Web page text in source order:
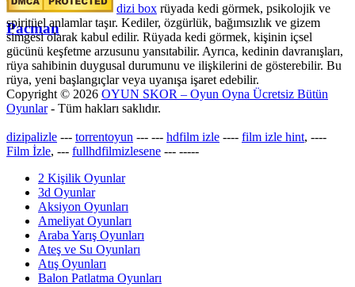
Pacman
dizi box rüyada kedi görmek​, psikolojik ve
spiritüel anlamlar taşır. Kediler, özgürlük, bağımsızlık ve gizem
simgesi olarak kabul edilir. Rüyada kedi görmek, kişinin içsel
gücünü keşfetme arzusunu yansıtabilir. Ayrıca, kedinin davranışları,
rüya sahibinin duygusal durumunu ve ilişkilerini de gösterebilir. Bu
rüya, yeni başlangıçlar veya uyanışa işaret edebilir.
Copyright © 2026 OYUN SKOR – Oyun Oyna Ücretsiz Bütün
Oyunlar- Tüm hakları saklıdır.
dizipalizle --- torrentoyun --- --- hdfilm izle ---- film izle hint, ----
Film İzle, --- fullhdfilmizlesene --- -----
2 Kişilik Oyunlar
3d Oyunlar
Aksiyon Oyunları
Ameliyat Oyunları
Araba Yarış Oyunları
Ateş ve Su Oyunları
Atış Oyunları
Balon Patlatma Oyunları